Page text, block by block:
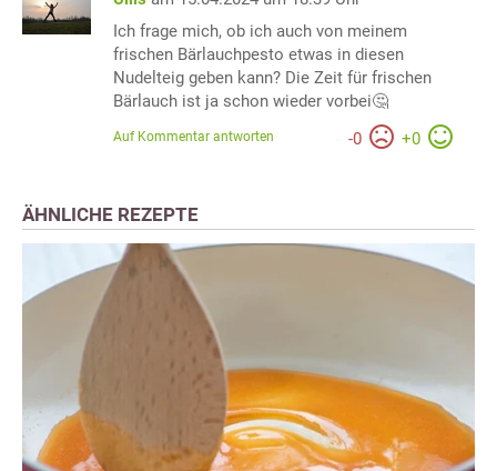
Ich frage mich, ob ich auch von meinem
frischen Bärlauchpesto etwas in diesen
Nudelteig geben kann? Die Zeit für frischen
Bärlauch ist ja schon wieder vorbei🤔
-0 +0
Auf Kommentar antworten
ÄHNLICHE REZEPTE